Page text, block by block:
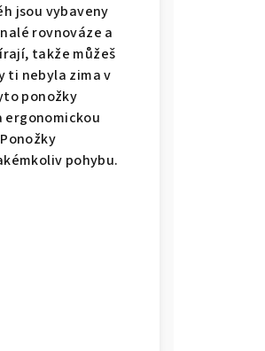
jsou vybaveny
rovnováze a
takže můžeš
ti nebyla zima v
ponožky
ergonomickou
pohybu.